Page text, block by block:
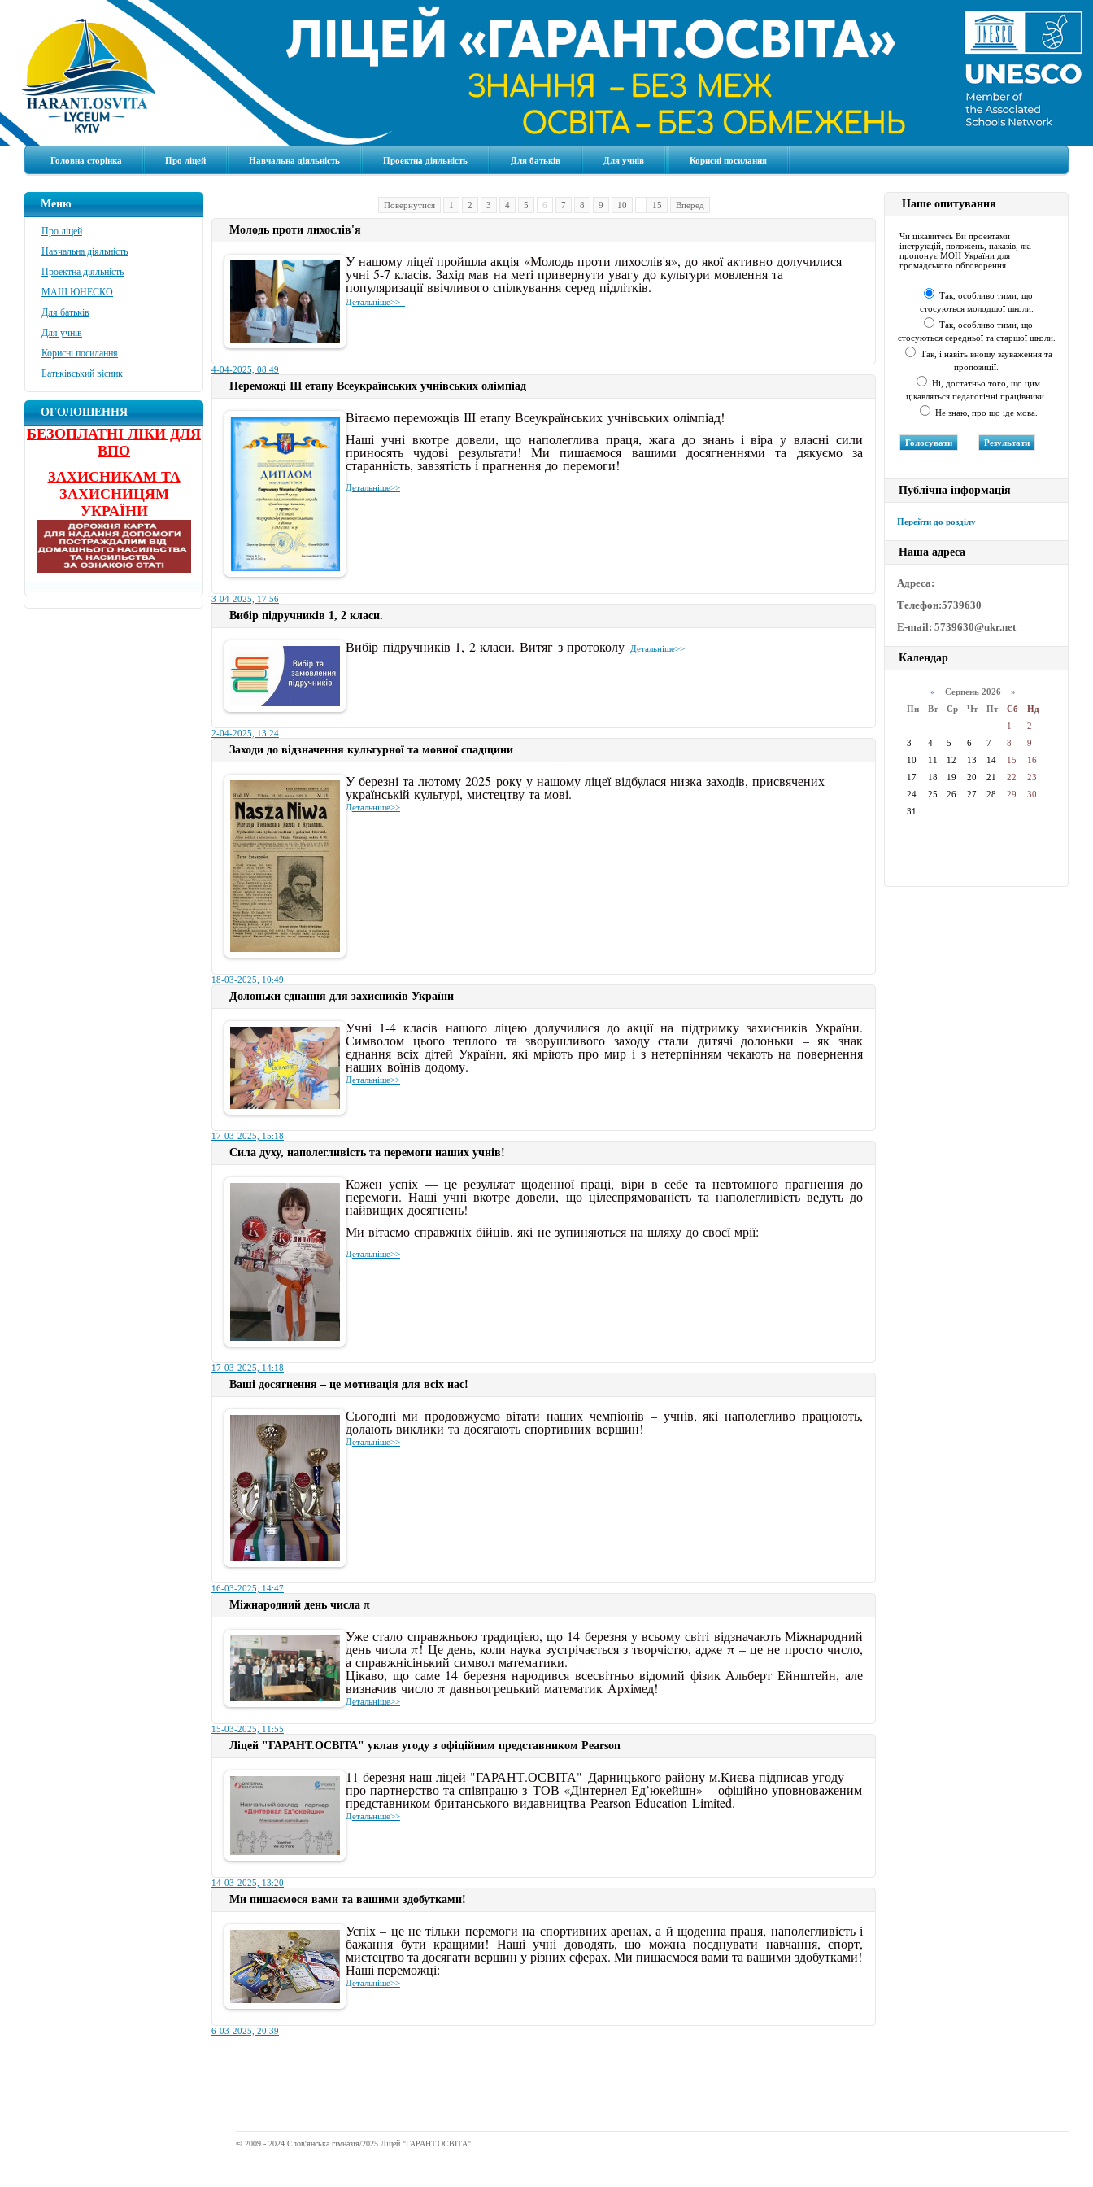
Головна сторінка Про ліцей Навчальна діяльність Проектна діяльність Для батьків Для учнів Корисні посилання
Меню
Про ліцей
Навчальна діяльність
Проектна діяльність
МАШ ЮНЕСКО
Для батьків
Для учнів
Корисні посилання
Батьківський вісник
ОГОЛОШЕННЯ
БЕЗОПЛАТНІ ЛІКИ ДЛЯ
ВПО
ЗАХИСНИКАМ ТА
ЗАХИСНИЦЯМ
УКРАЇНИ
Повернутися 1 2 3 4 5 6 7 8 9 10 15 Вперед
Молодь проти лихослів'я
У нашому ліцеї пройшла акція «Молодь проти лихослів'я», до якої активно долучилися
учні 5-7 класів. Захід мав на меті привернути увагу до культури мовлення та
популяризації ввічливого спілкування серед підлітків.
Детальніше>>
4-04-2025, 08:49
Переможці ІІІ етапу Всеукраїнських учнівських олімпіад
Вітаємо переможців ІІІ етапу Всеукраїнських учнівських олімпіад!
Наші учні вкотре довели, що наполеглива праця, жага до знань і віра у власні сили
приносять чудові результати! Ми пишаємося вашими досягненнями та дякуємо за
старанність, завзятість і прагнення до перемоги!
Детальніше>>
3-04-2025, 17:56
Вибір підручників 1, 2 класи.
Вибір підручників 1, 2 класи. Витяг з протоколу Детальніше>>
2-04-2025, 13:24
Заходи до відзначення культурної та мовної спадщини
У березні та лютому 2025 року у нашому ліцеї відбулася низка заходів, присвячених
українській культурі, мистецтву та мові.
Детальніше>>
18-03-2025, 10:49
Долоньки єднання для захисників України
Учні 1-4 класів нашого ліцею долучилися до акції на підтримку захисників України.
Символом цього теплого та зворушливого заходу стали дитячі долоньки – як знак
єднання всіх дітей України, які мріють про мир і з нетерпінням чекають на повернення
наших воїнів додому.
Детальніше>>
17-03-2025, 15:18
Сила духу, наполегливість та перемоги наших учнів!
Кожен успіх — це результат щоденної праці, віри в себе та невтомного прагнення до
перемоги. Наші учні вкотре довели, що цілеспрямованість та наполегливість ведуть до
найвищих досягнень!
Ми вітаємо справжніх бійців, які не зупиняються на шляху до своєї мрії:
Детальніше>>
17-03-2025, 14:18
Ваші досягнення – це мотивація для всіх нас!
Сьогодні ми продовжуємо вітати наших чемпіонів – учнів, які наполегливо працюють,
долають виклики та досягають спортивних вершин!
Детальніше>>
16-03-2025, 14:47
Міжнародний день числа π
Уже стало справжньою традицією, що 14 березня у всьому світі відзначають Міжнародний
день числа π! Це день, коли наука зустрічається з творчістю, адже π – це не просто число,
а справжнісінький символ математики.
Цікаво, що саме 14 березня народився всесвітньо відомий фізик Альберт Ейнштейн, але
визначив число π давньогрецький математик Архімед!
Детальніше>>
15-03-2025, 11:55
Ліцей "ГАРАНТ.ОСВІТА" уклав угоду з офіційним представником Pearson
11 березня наш ліцей "ГАРАНТ.ОСВІТА" Дарницького району м.Києва підписав угоду
про партнерство та співпрацю з ТОВ «Дінтернел Ед’юкейшн» – офіційно уповноваженим
представником британського видавництваPearson Education Limited.
Детальніше>>
14-03-2025, 13:20
Ми пишаємося вами та вашими здобутками!
Успіх – це не тільки перемоги на спортивних аренах, а й щоденна праця, наполегливість і
бажання бути кращими! Наші учні доводять, що можна поєднувати навчання, спорт,
мистецтво та досягати вершин у різних сферах. Ми пишаємося вами та вашими здобутками!
Наші переможці:
Детальніше>>
6-03-2025, 20:39
Наше опитування
Чи цікавитесь Ви проектами
інструкцій, положень, наказів, які
пропонує МОН України для
громадського обговорення
Так, особливо тими, що
стосуються молодшої школи.
Так, особливо тими, що
стосуються середньої та старшої школи.
Так, і навіть вношу зауваження та
пропозиції.
Ні, достатньо того, що цим
цікавляться педагогічні працівники.
Не знаю, про що іде мова.
Публічна інформація
Перейти до розділу
Наша адреса
Адреса:
Телефон:5739630
E-mail: 5739630@ukr.net
Календар
« Серпень 2026 »
Пн
Вт Ср Чт Пт Сб
Нд
1
2
3
4 5 6 7 8
9
10
11 12 13 14 15
16
17
18 19 20 21 22
23
24
25 26 27 28 29
30
31
© 2009 - 2024 Слов'янська гімназія/2025 Ліцей "ГАРАНТ.ОСВІТА"